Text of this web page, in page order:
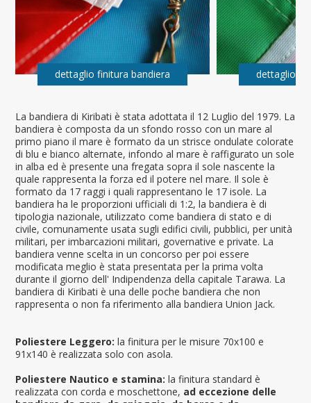
La bandiera di Kiribati è stata adottata il 12 Luglio del 1979. La
bandiera è composta da un sfondo rosso con un mare al
primo piano il mare è formato da un strisce ondulate colorate
di blu e bianco alternate, infondo al mare è raffigurato un sole
in alba ed è presente una fregata sopra il sole nascente la
quale rappresenta la forza ed il potere nel mare. Il sole è
formato da 17 raggi i quali rappresentano le 17 isole. La
bandiera ha le proporzioni ufficiali di 1:2, la bandiera è di
tipologia nazionale, utilizzato come bandiera di stato e di
civile, comunamente usata sugli edifici civili, pubblici, per unità
militari, per imbarcazioni militari, governative e private. La
bandiera venne scelta in un concorso per poi essere
modificata meglio è stata presentata per la prima volta
durante il giorno dell' Indipendenza della capitale Tarawa. La
bandiera di Kiribati è una delle poche bandiera che non
rappresenta o non fa riferimento alla bandiera Union Jack.
Poliestere Leggero: la finitura per le misure 70x100 e
91x140 è realizzata solo con asola.
Poliestere Nautico e stamina: la finitura standard è
realizzata con corda e moschettone, ad eccezione delle
dettaglio finitura bandiera dettaglio